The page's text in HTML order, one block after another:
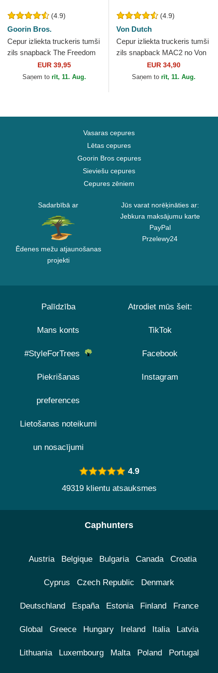
(4.9)
Goorin Bros.
Cepur izliekta truckeris tumši
zils snapback The Freedom
Eagle The Farm no Goorin
Bros.
EUR 39,95
Saņem to rīt, 11. Aug.
(4.9)
Von Dutch
Cepur izliekta truckeris tumši
zils snapback MAC2 no Von
EUR 34,90
Saņem to rīt, 11. Aug.
Vasaras cepures
Lētas cepures
Goorin Bros cepures
Sieviešu cepures
Cepures zēniem
Sadarbībā ar
Ēdenes mežu atjaunošanas
projekti
Jūs varat norēķināties ar:
Jebkura maksājumu karte
PayPal
Przelewy24
Palīdzība
Mans konts
#StyleForTrees
Piekrišanas
preferences
Lietošanas noteikumi
un nosacījumi
Atrodiet mūs šeit:
TikTok
Facebook
Instagram
4.9
49319 klientu atsauksmes
Caphunters
Austria Belgique Bulgaria Canada Croatia
Cyprus Czech Republic Denmark
Deutschland España Estonia Finland France
Global Greece Hungary Ireland Italia Latvia
Lithuania Luxembourg Malta Poland Portugal